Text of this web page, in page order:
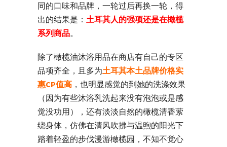
同的口味和品牌，一轮过后再换一轮，得
出的结果是： 土耳其人的强项还是在橄榄
系列商品。
除了橄榄油沐浴用品在商店有自己的专区
品项齐全，且多为土耳其本土品牌价格实
惠CP值高 ，也明显感觉的到她的洗涤效果
（因为有些沐浴乳洗起来没有泡泡或是感
觉没功用），还有淡淡自然的橄榄清香萦
绕身体，仿佛在清风吹拂与温煦的阳光下
踏着轻盈的步伐漫游橄榄园，不知不觉心